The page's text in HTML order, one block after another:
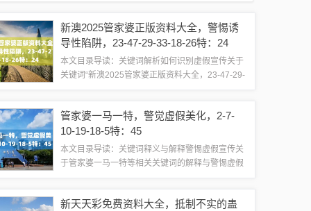
新澳2025管家婆正版资料大全，警惕诱
导性陷阱，23-47-29-33-18-26特：24
本文目录导读：关键词解析如何识别虚假宣传关于
关键词“新澳2025管家婆正版资料大全，23-47-29-
业的代号，例...
管家婆一马一特，警觉虚假美化，2-7-
10-19-18-5特：45
本文目录导读：关键词释义与解释警惕虚假宣传关
于管家婆一马一特等相关关键词的解释与警惕虚假
面释义与解释，鉴于当前社会中存在的虚假...
新天天彩免费资料大全，抵制不实的蛊